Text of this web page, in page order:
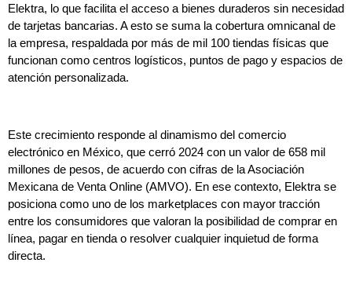
Elektra, lo que facilita el acceso a bienes duraderos sin necesidad
de tarjetas bancarias. A esto se suma la cobertura omnicanal de
la empresa, respaldada por más de mil 100 tiendas físicas que
funcionan como centros logísticos, puntos de pago y espacios de
atención personalizada.
Este crecimiento responde al dinamismo del comercio
electrónico en México, que cerró 2024 con un valor de 658 mil
millones de pesos, de acuerdo con cifras de la Asociación
Mexicana de Venta Online (AMVO). En ese contexto, Elektra se
posiciona como uno de los marketplaces con mayor tracción
entre los consumidores que valoran la posibilidad de comprar en
línea, pagar en tienda o resolver cualquier inquietud de forma
directa.